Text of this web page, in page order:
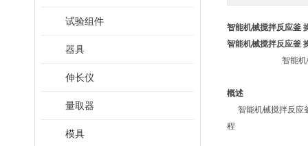
试验组件
器具
伸长仪
量取器
模具
智能机械搅拌反应釜
智能机械搅拌反应釜
智能
概述
智能机械搅拌反应
程